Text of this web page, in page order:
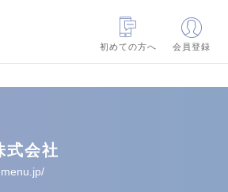
初めての方へ
会員登録
式会社